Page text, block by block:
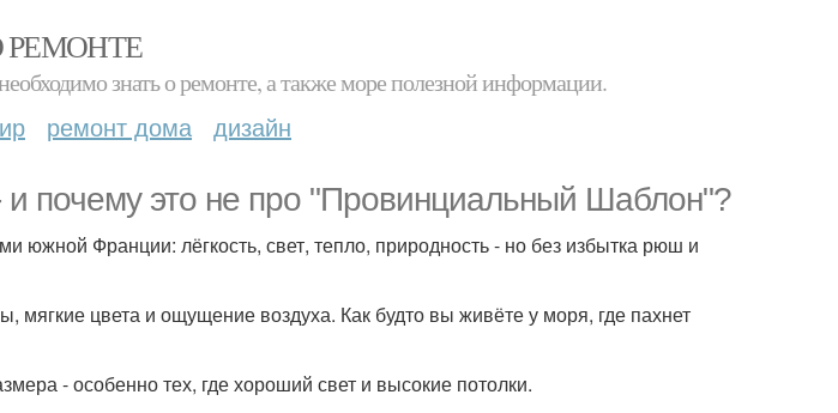
РЕМОНТЕ
знать о ремонте, а также море полезной информации.
ремонт дома дизайн
и почему это не про "Провинциальный Шаблон"?
южной Франции: лёгкость, свет, тепло, природность - но без избытка рюш и
мягкие цвета и ощущение воздуха. Как будто вы живёте у моря, где пахнет
- особенно тех, где хороший свет и высокие потолки.